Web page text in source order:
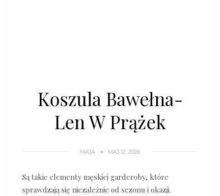
Koszula Bawełna-
Len W Prążek
MAJA MAJ 12, 2026
Są takie elementy męskiej garderoby, które
sprawdzają się niezależnie od sezonu i okazji.